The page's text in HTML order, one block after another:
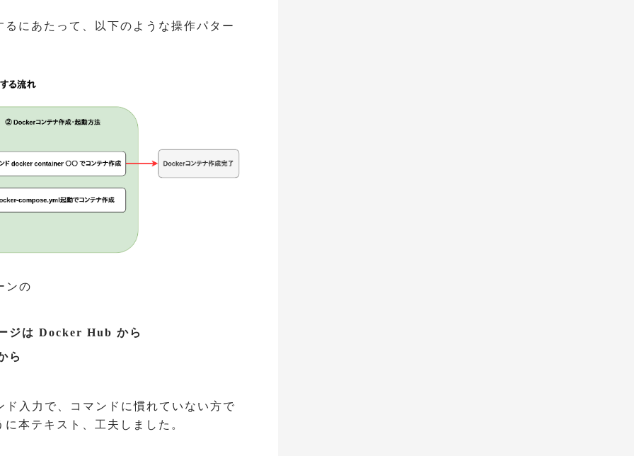
にあたって、以下のような操作パター
ンの
ジは Docker Hub から
ら
入力で、コマンドに慣れていない方で
本テキスト、工夫しました。